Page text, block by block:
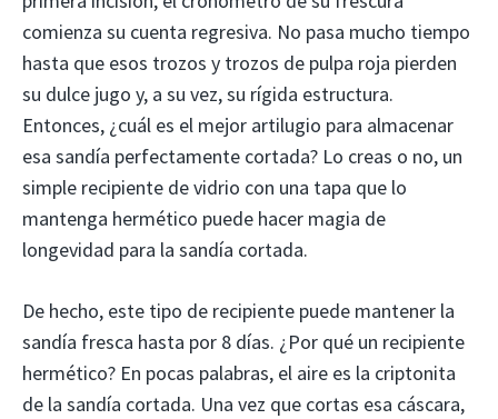
comienza su cuenta regresiva. No pasa mucho tiempo
hasta que esos trozos y trozos de pulpa roja pierden
su dulce jugo y, a su vez, su rígida estructura.
Entonces, ¿cuál es el mejor artilugio para almacenar
esa sandía perfectamente cortada? Lo creas o no, un
simple recipiente de vidrio con una tapa que lo
mantenga hermético puede hacer magia de
longevidad para la sandía cortada.
De hecho, este tipo de recipiente puede mantener la
sandía fresca hasta por 8 días. ¿Por qué un recipiente
hermético? En pocas palabras, el aire es la criptonita
de la sandía cortada. Una vez que cortas esa cáscara,